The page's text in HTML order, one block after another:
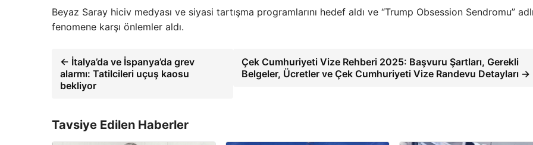
Beyaz Saray hiciv medyası ve siyasi tartışma programlarını hedef aldı ve “Trump Obsession Sendromu” adlı
fenomene karşı önlemler aldı.
← İtalya’da ve İspanya’da grev
alarmı: Tatilcileri uçuş kaosu
bekliyor
Çek Cumhuriyeti Vize Rehberi 2025: Başvuru Şartları, Gerekli
Belgeler, Ücretler ve Çek Cumhuriyeti Vize Randevu Detayları →
Tavsiye Edilen Haberler